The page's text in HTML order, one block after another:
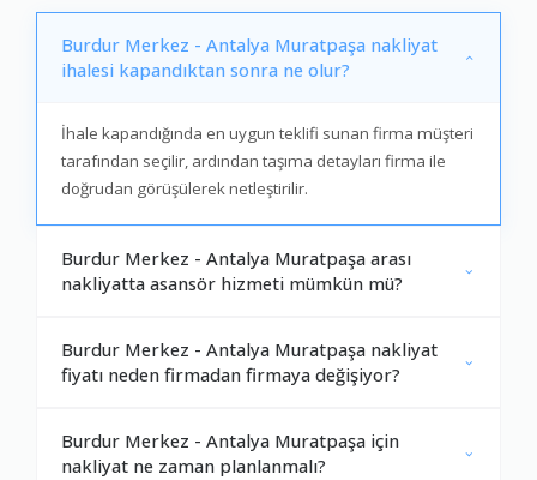
Burdur Merkez - Antalya Muratpaşa nakliyat
ihalesi kapandıktan sonra ne olur?
İhale kapandığında en uygun teklifi sunan firma müşteri
tarafından seçilir, ardından taşıma detayları firma ile
doğrudan görüşülerek netleştirilir.
Burdur Merkez - Antalya Muratpaşa arası
nakliyatta asansör hizmeti mümkün mü?
Burdur Merkez - Antalya Muratpaşa nakliyat
fiyatı neden firmadan firmaya değişiyor?
Burdur Merkez - Antalya Muratpaşa için
nakliyat ne zaman planlanmalı?